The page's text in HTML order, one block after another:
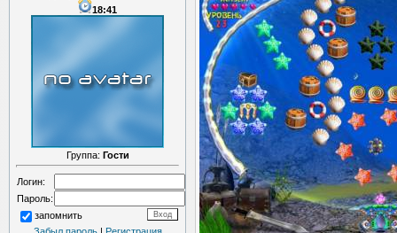
18:41
Группа: Гости
Логин:
Пароль:
запомнить